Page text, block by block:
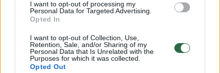
I want to opt-out of processing my
Personal Data for Targeted Advertising.
Opted In
I want to opt-out of Collection, Use,
Retention, Sale, and/or Sharing of my
Personal Data that Is Unrelated with the
Purposes for which it was collected.
Opted Out
Ukrainos politikoje: jis yra neteisus
Nufilmavo, kaip patvino Vilniaus Vakarinis aplinkkelis: